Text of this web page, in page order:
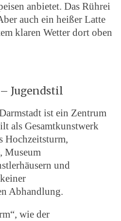
anbietet. Das Rührei
auch ein heißer Latte
klaren Wetter dort oben
Jugendstil
ist ein Zentrum
als Gesamtkunstwerk
Hochzeitsturm,
Museum
und
Abhandlung.
wie der